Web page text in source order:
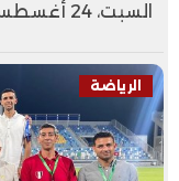
السبت، 24 أغسطس 2024 02:20 م
الرياضة